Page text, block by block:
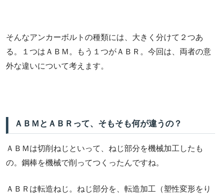
そんなアンカーボルトの種類には、大きく分けて２つあ
る。１つはＡＢＭ。もう１つがＡＢＲ。今回は、両者の意
外な違いについて考えます。
ＡＢＭとＡＢＲって、そもそも何が違うの？
ＡＢＭは切削ねじといって、ねじ部分を機械加工したも
の。鋼棒を機械で削ってつくったんですね。
ＡＢＲは転造ねじ。ねじ部分を、転造加工（塑性変形をり